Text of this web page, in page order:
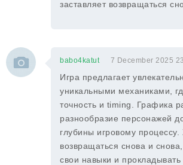
заставляет возвращаться
babo4katut 7 December 2025
Игра предлагает
уникальными механиками,
точность и timing. Графика
разнообразие персонажей
глубины игровому процессу.
возвращаться снова и
свои навыки и прокладывать